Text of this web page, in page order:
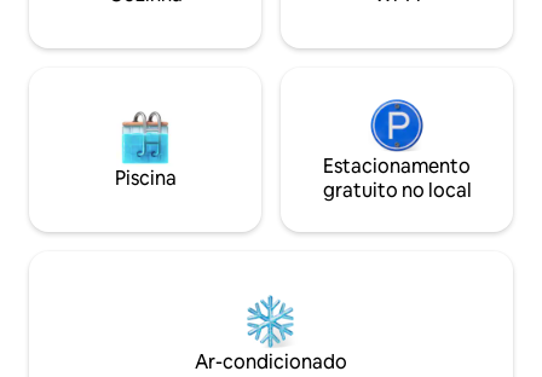
Piscina
Estacionamento
gratuito no local
Ar-condicionado